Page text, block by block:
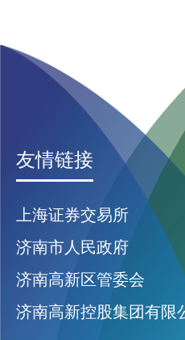
友情链接
上海证券交易所
济南市人民政府
济南高新区管委会
济南高新控股集团有限